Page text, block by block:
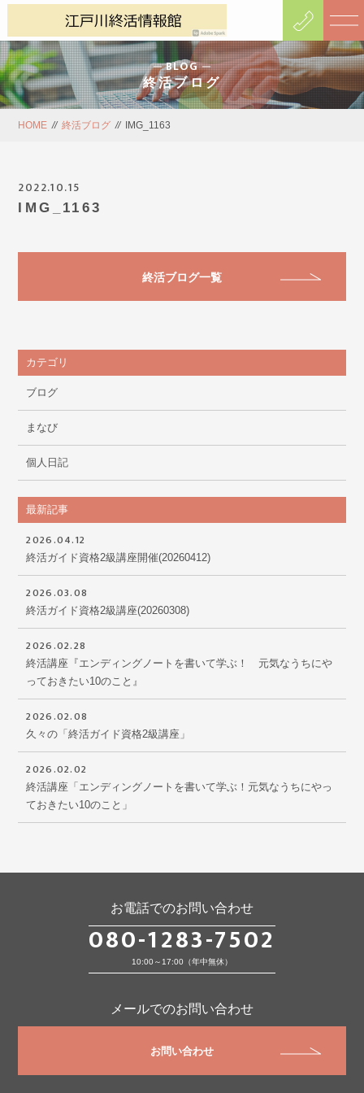
BLOG
終活ブログ
HOME // 終活ブログ // IMG_1163
2022.10.15
IMG_1163
終活ブログ一覧
カテゴリ
ブログ
まなび
個人日記
最新記事
2026.04.12
終活ガイド資格2級講座開催(20260412)
2026.03.08
終活ガイド資格2級講座(20260308)
2026.02.28
終活講座『エンディングノートを書いて学ぶ！ 元気なうちにや
っておきたい10のこと』
2026.02.08
久々の「終活ガイド資格2級講座」
2026.02.02
終活講座「エンディングノートを書いて学ぶ！元気なうちにやっ
ておきたい10のこと」
お電話でのお問い合わせ
080-1283-7502
10:00～17:00（年中無休）
メールでのお問い合わせ
お問い合わせ